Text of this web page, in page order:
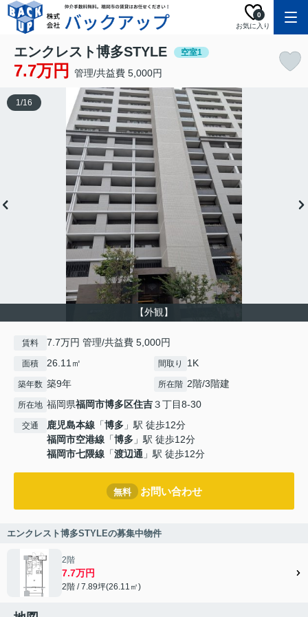
お気に入り
0
エンクレスト博多STYLE 空室1
7.7万円 管理/共益費 5,000円
【外観】
1/16
賃料 7.7万円 管理/共益費 5,000円
面積 26.11㎡ 間取り 1K
築年数 築9年 所在階 2階/3階建
所在地 福岡県福岡市博多区住吉３丁目8-30
交通 鹿児島本線 「博多 」駅 徒歩12分
福岡市空港線 「博多 」駅 徒歩12分
福岡市七隈線 「渡辺通 」駅 徒歩12分
無料 お問い合わせ
エンクレスト博多STYLEの募集中物件
2階
7.7万円
2階 / 7.89坪(26.11㎡)